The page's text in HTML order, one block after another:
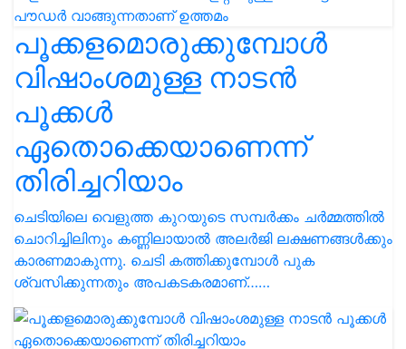
പൂക്കളമൊരുക്കുമ്പോൾ
വിഷാംശമുള്ള നാടൻ
പൂക്കൾ
ഏതൊക്കെയാണെന്ന്
തിരിച്ചറിയാം
ചെടിയിലെ വെളുത്ത കുറയുടെ സമ്പർക്കം ചർമ്മത്തിൽ
ചൊറിച്ചിലിനും കണ്ണിലായാൽ അലർജി ലക്ഷണങ്ങൾക്കും
കാരണമാകുന്നു. ചെടി കത്തിക്കുമ്പോൾ പുക
ശ്വസിക്കുന്നതും അപകടകരമാണ്……